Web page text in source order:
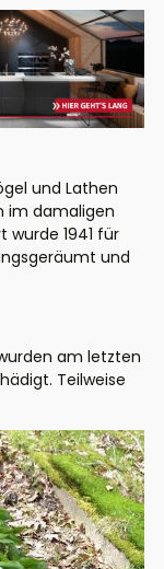
und Lathen
im damaligen
wurde 1941 für
und
am letzten
Teilweise